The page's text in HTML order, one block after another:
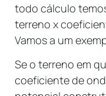
todo cálculo
terreno x
Vamos a um
Se o terreno em
coeficiente de